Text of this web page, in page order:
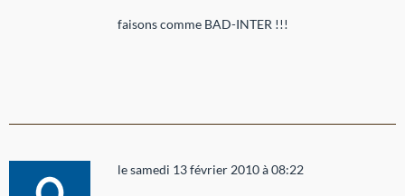
faisons comme BAD-INTER !!!
le samedi 13 février 2010 à 08:22